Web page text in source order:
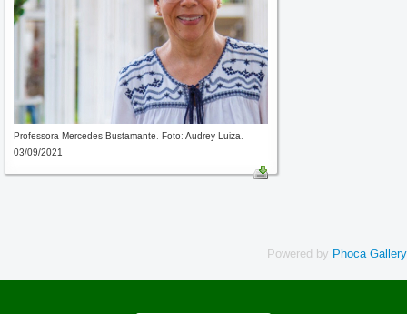
Professora Mercedes Bustamante. Foto: Audrey Luiza.
03/09/2021
Powered by Phoca Gallery